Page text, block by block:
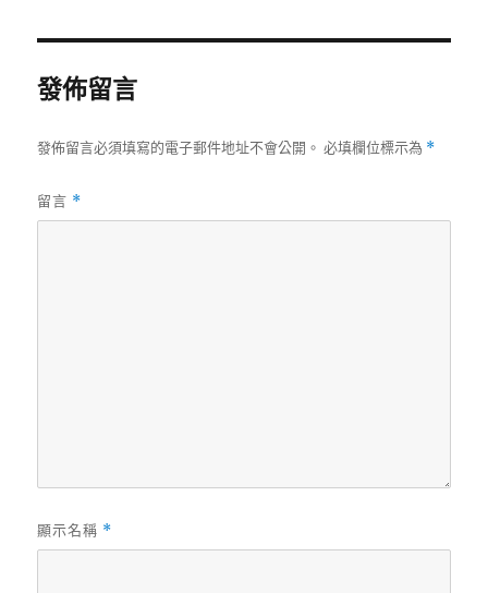
發佈留言
發佈留言必須填寫的電子郵件地址不會公開。 必填欄位標示為 *
留言 *
顯示名稱 *